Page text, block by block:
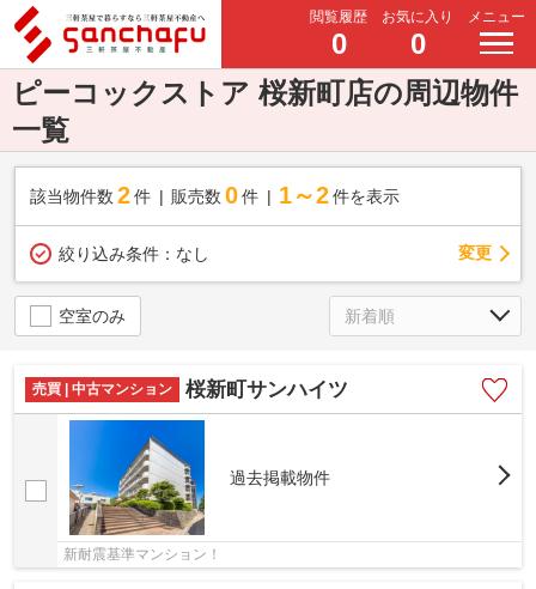
閲覧履歴
0
お気に入り
0
メニュー
ピーコックストア 桜新町店の周辺物件
一覧
該当物件数 2件 販売数 0 件 1～2 件を表示
絞り込み条件： なし 変更
空室のみ
売買 | 中古マンション 桜新町サンハイツ
過去掲載物件
新耐震基準マンション！